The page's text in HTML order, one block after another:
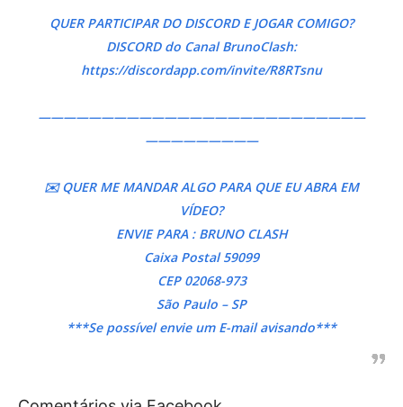
QUER PARTICIPAR DO DISCORD E JOGAR COMIGO?
DISCORD do Canal BrunoClash:
https://discordapp.com/invite/R8RTsnu
——————————————————————————
—————————
✉️ QUER ME MANDAR ALGO PARA QUE EU ABRA EM
VÍDEO?
ENVIE PARA : BRUNO CLASH
Caixa Postal 59099
CEP 02068-973
São Paulo – SP
***Se possível envie um E-mail avisando***